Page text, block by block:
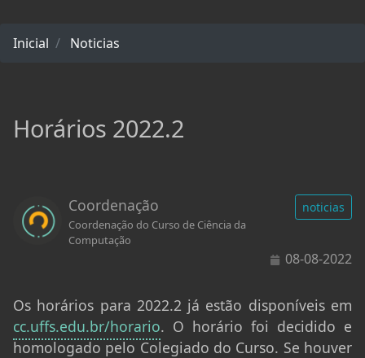
Inicial Noticias
Horários 2022.2
Coordenação
Coordenação do Curso de Ciência da
Computação
noticias
08-08-2022
Os horários para 2022.2 já estão disponíveis em
cc.uffs.edu.br/horario. O horário foi decidido e
homologado pelo Colegiado do Curso. Se houver